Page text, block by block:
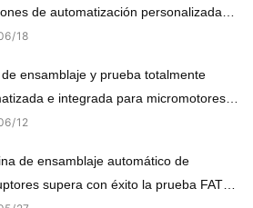
de automatización personalizadas
automoción, medicina y
18
ensamblaje y prueba totalmente
e integrada para micromotores
no estándar)
12
de ensamblaje automático de
supera con éxito la prueba FAT